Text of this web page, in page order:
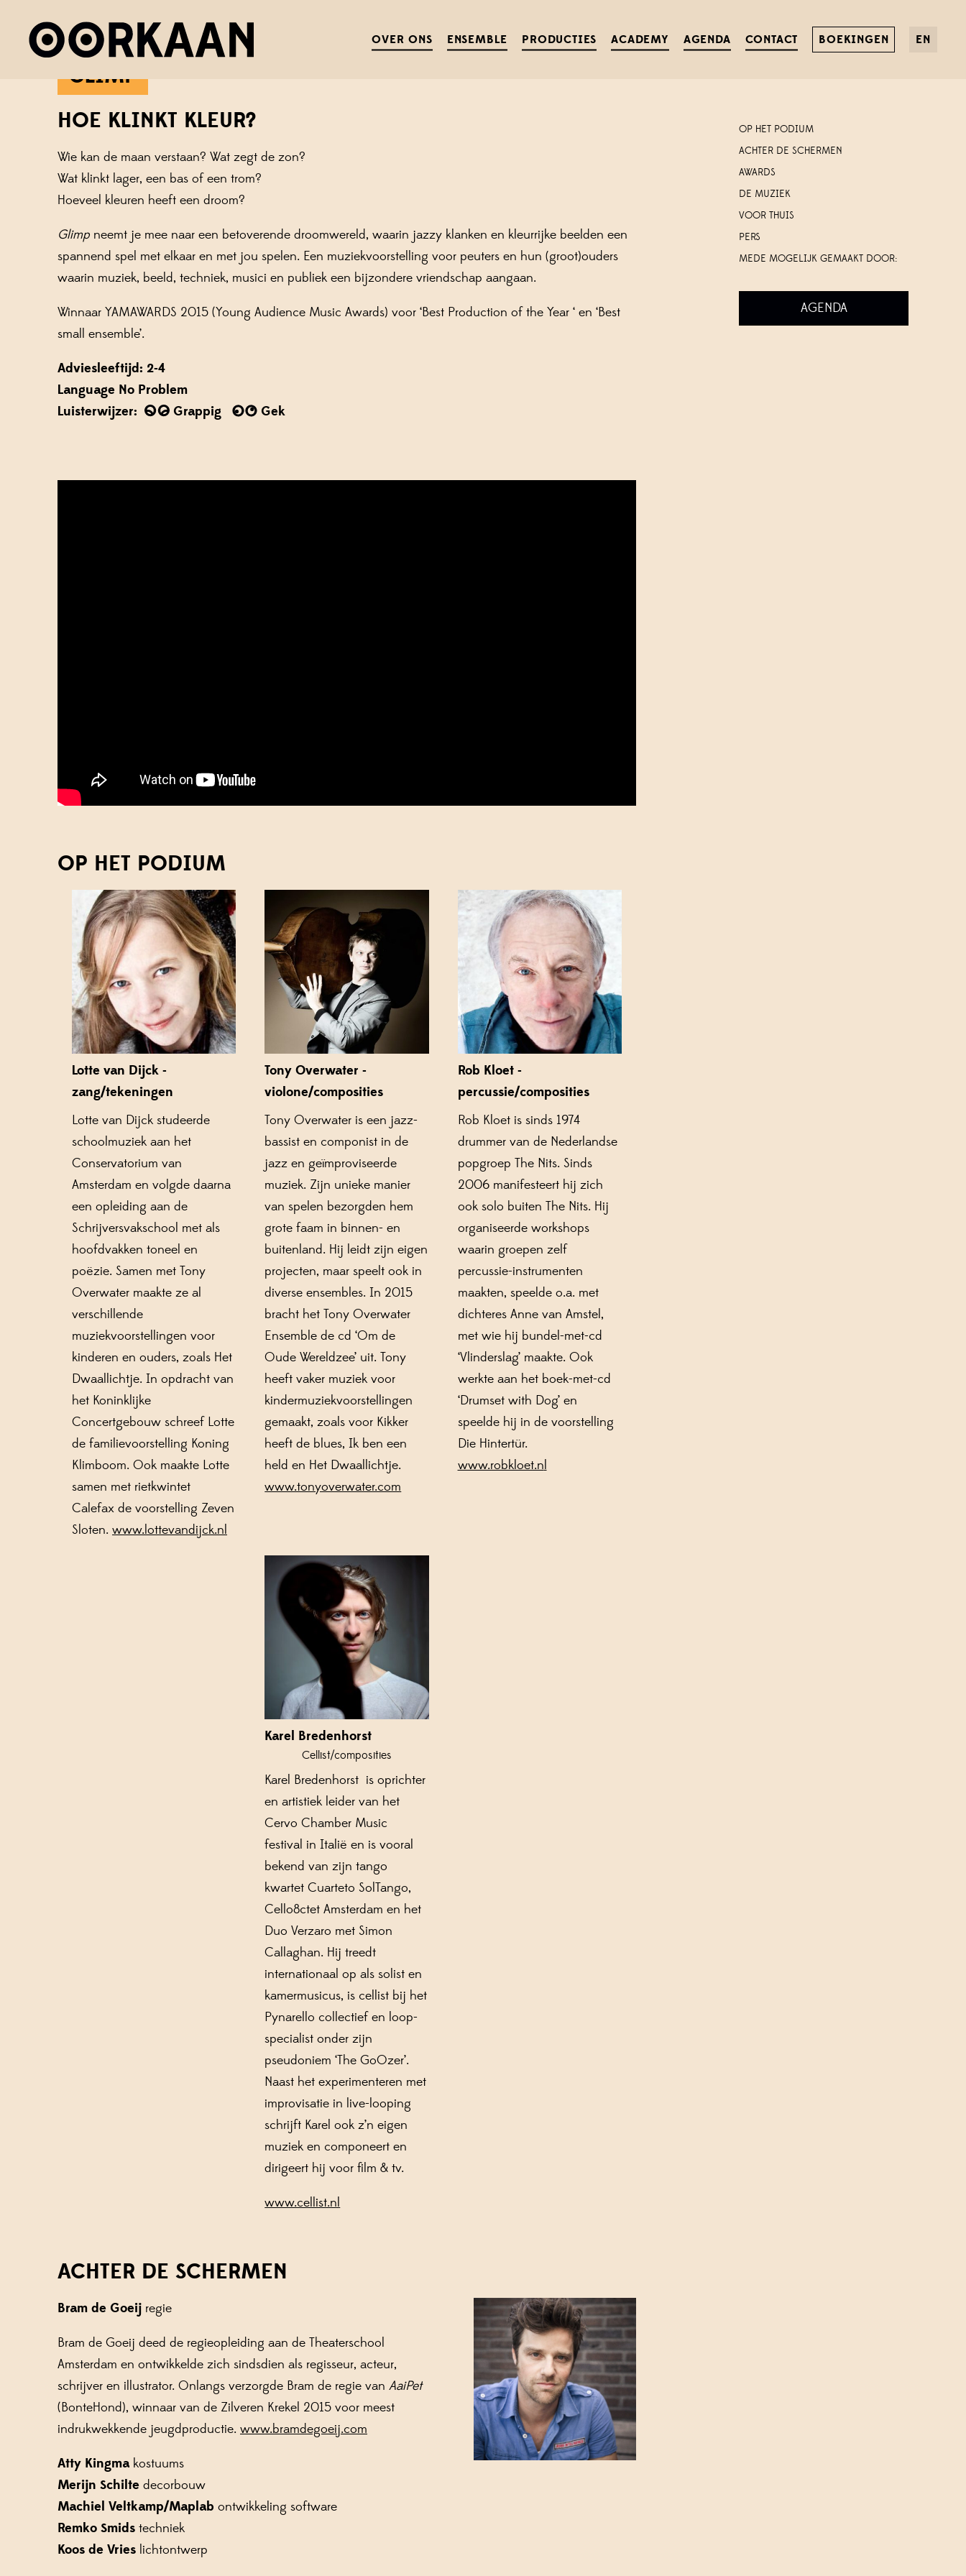
OVER ONS ENSEMBLE PRODUCTIES ACADEMY AGENDA CONTACT BOEKINGEN EN
GLIMP
HOE KLINKT KLEUR?
Wie kan de maan verstaan? Wat zegt de zon?
Wat klinkt lager, een bas of een trom?
Hoeveel kleuren heeft een droom?
Glimp neemt je mee naar een betoverende droomwereld, waarin jazzy klanken en kleurrijke beelden een
spannend spel met elkaar en met jou spelen. Een muziekvoorstelling voor peuters en hun (groot)ouders
waarin muziek, beeld, techniek, musici en publiek een bijzondere vriendschap aangaan.
Winnaar YAMAWARDS 2015 (Young Audience Music Awards) voor ‘Best Production of the Year ‘ en ‘Best
small ensemble’.
Adviesleeftijd: 2-4
Language No Problem
Luisterwijzer:
Grappig Gek
OP HET PODIUM
Lotte van Dijck -
zang/tekeningen
Lotte van Dijck studeerde
schoolmuziek aan het
Conservatorium van
Amsterdam en volgde daarna
een opleiding aan de
Schrijversvakschool met als
hoofdvakken toneel en
poëzie. Samen met Tony
Overwater maakte ze al
verschillende
muziekvoorstellingen voor
kinderen en ouders, zoals Het
Dwaallichtje. In opdracht van
het Koninklijke
Concertgebouw schreef Lotte
de familievoorstelling Koning
Klimboom. Ook maakte Lotte
samen met rietkwintet
Calefax de voorstelling Zeven
Sloten. www.lottevandijck.nl
Tony Overwater -
violone/composities
TonyOverwater is een jazz-
bassist en componist in de
jazz en geïmproviseerde
muziek. Zijn unieke manier
van spelen bezorgden hem
grote faam in binnen- en
buitenland. Hij leidt zijn eigen
projecten, maar speelt ook in
diverse ensembles.In 2015
bracht het TonyOverwater
Ensemble de cd ‘Om de
Oude Wereldzee’ uit.Tony
heeft vaker muziek voor
kindermuziekvoorstellingen
gemaakt, zoals voor Kikker
heeft de blues,Ik ben een
held en Het Dwaallichtje.
www.tonyoverwater.com
Rob Kloet -
percussie/composities
Rob Kloetis sinds 1974
drummer van de Nederlandse
popgroep The Nits. Sinds
2006 manifesteert hij zich
ook solo buiten The Nits. Hij
organiseerde workshops
waarin groepen zelf
percussie-instrumenten
maakten, speelde o.a. met
dichteres Anne van Amstel,
met wie hij bundel-met-cd
‘Vlinderslag’ maakte. Ook
werkte aan het boek-met-cd
‘Drumset with Dog’ en
speelde hij in devoorstelling
Die Hintertür.
www.robkloet.nl
Karel Bredenhorst
Cellist/composities
Karel Bredenhorst is oprichter
en artistiek leider van het
Cervo Chamber Music
festival in Italië en is vooral
bekend van zijn tango
kwartet Cuarteto SolTango,
Cello8ctet Amsterdam en het
Duo Verzaro met Simon
Callaghan. Hij treedt
internationaal op als solist en
kamermusicus, is cellist bij het
Pynarello collectief en loop-
specialist onder zijn
pseudoniem ‘The GoOzer’.
Naast het experimenteren met
improvisatie in live-looping
schrijft Karel ook z’n eigen
muziek en componeert en
dirigeert hij voor film & tv.
www.cellist.nl
ACHTER DE SCHERMEN
Bram de Goeij regie
Bram de Goeij deed de regieopleiding aan de Theaterschool
Amsterdam en ontwikkelde zich sindsdien als regisseur, acteur,
schrijver en illustrator. Onlangs verzorgde Bram de regie van AaiPet
(BonteHond), winnaar van de Zilveren Krekel 2015 voor meest
indrukwekkende jeugdproductie. www.bramdegoeij.com
Atty Kingma kostuums
Merijn Schilte decorbouw
Machiel Veltkamp/Maplab ontwikkeling software
Remko Smids techniek
Koos de Vries lichtontwerp
OP HET PODIUM
ACHTER DE SCHERMEN
AWARDS
DE MUZIEK
VOOR THUIS
PERS
MEDE MOGELIJK GEMAAKT DOOR:
AGENDA